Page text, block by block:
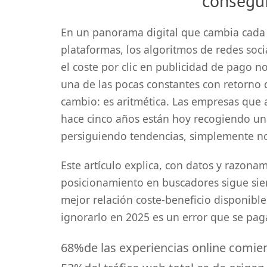
En un panorama digital que cambia
plataformas, los algoritmos de redes
el coste por clic en publicidad de pago
una de las pocas constantes con
cambio: es aritmética. Las empresas
hace cinco años están hoy recogiendo
persiguiendo tendencias, simplemente
Este artículo explica, con datos y
posicionamiento en buscadores sigue
mejor relación coste-beneficio
ignorarlo en 2025 es un error que se
68%de las experiencias online